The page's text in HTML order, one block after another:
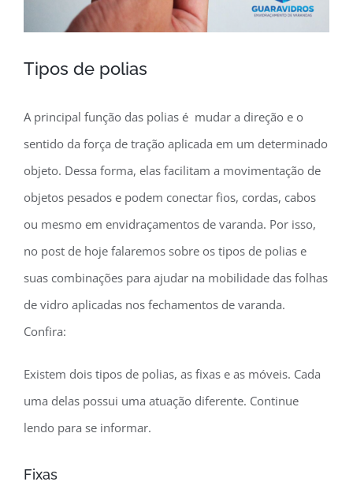
Tipos de polias
A principal função das polias é mudar a direção e o
sentido da força de tração aplicada em um determinado
objeto. Dessa forma, elas facilitam a movimentação de
objetos pesados e podem conectar fios, cordas, cabos
ou mesmo em envidraçamentos de varanda. Por isso,
no post de hoje falaremos sobre os tipos de polias e
suas combinações para ajudar na mobilidade das folhas
de vidro aplicadas nos fechamentos de varanda.
Confira:
Existem dois tipos de polias, as fixas e as móveis. Cada
uma delas possui uma atuação diferente. Continue
lendo para se informar.
Fixas